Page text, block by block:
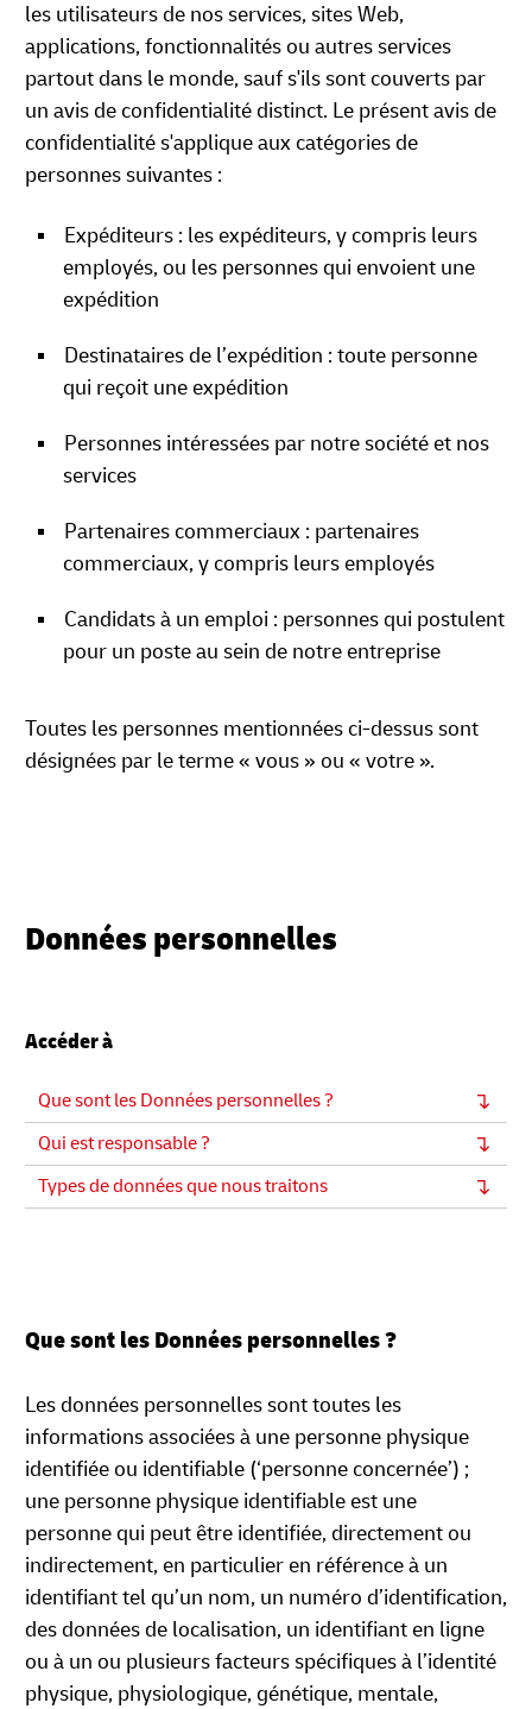
les utilisateurs de nos services, sites Web,
applications, fonctionnalités ou autres services
partout dans le monde, sauf s'ils sont couverts par
un avis de confidentialité distinct. Le présent avis de
confidentialité s'applique aux catégories de
personnes suivantes :
Expéditeurs : les expéditeurs, y compris leurs
employés, ou les personnes qui envoient une
expédition
Destinataires de l’expédition : toute personne
qui reçoit une expédition
Personnes intéressées par notre société et nos
services
Partenaires commerciaux : partenaires
commerciaux, y compris leurs employés
Candidats à un emploi : personnes qui postulent
pour un poste au sein de notre entreprise
Toutes les personnes mentionnées ci-dessus sont
désignées par le terme « vous » ou « votre ».
Données personnelles
Accéder à
Que sont les Données personnelles ?
Qui est responsable ?
Types de données que nous traitons
Que sont les Données personnelles ?
Les données personnelles sont toutes les
informations associées à une personne physique
identifiée ou identifiable (‘personne concernée’) ;
une personne physique identifiable est une
personne qui peut être identifiée, directement ou
indirectement, en particulier en référence à un
identifiant tel qu’un nom, un numéro d’identification,
des données de localisation, un identifiant en ligne
ou à un ou plusieurs facteurs spécifiques à l’identité
physique, physiologique, génétique, mentale,